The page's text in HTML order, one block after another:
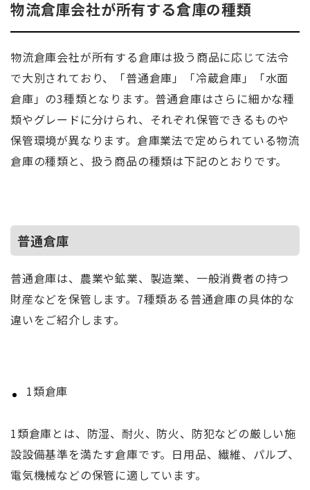
物流倉庫会社が所有する倉庫の種類
物流倉庫会社が所有する倉庫は扱う商品に応じて法令
で大別されており、「普通倉庫」「冷蔵倉庫」「水面
倉庫」の3種類となります。普通倉庫はさらに細かな種
類やグレードに分けられ、それぞれ保管できるものや
保管環境が異なります。倉庫業法で定められている物流
倉庫の種類と、扱う商品の種類は下記のとおりです。
普通倉庫
普通倉庫は、農業や鉱業、製造業、一般消費者の持つ
財産などを保管します。7種類ある普通倉庫の具体的な
違いをご紹介します。
1類倉庫
1類倉庫とは、防湿、耐火、防火、防犯などの厳しい施
設設備基準を満たす倉庫です。日用品、繊維、パルプ、
電気機械などの保管に適しています。